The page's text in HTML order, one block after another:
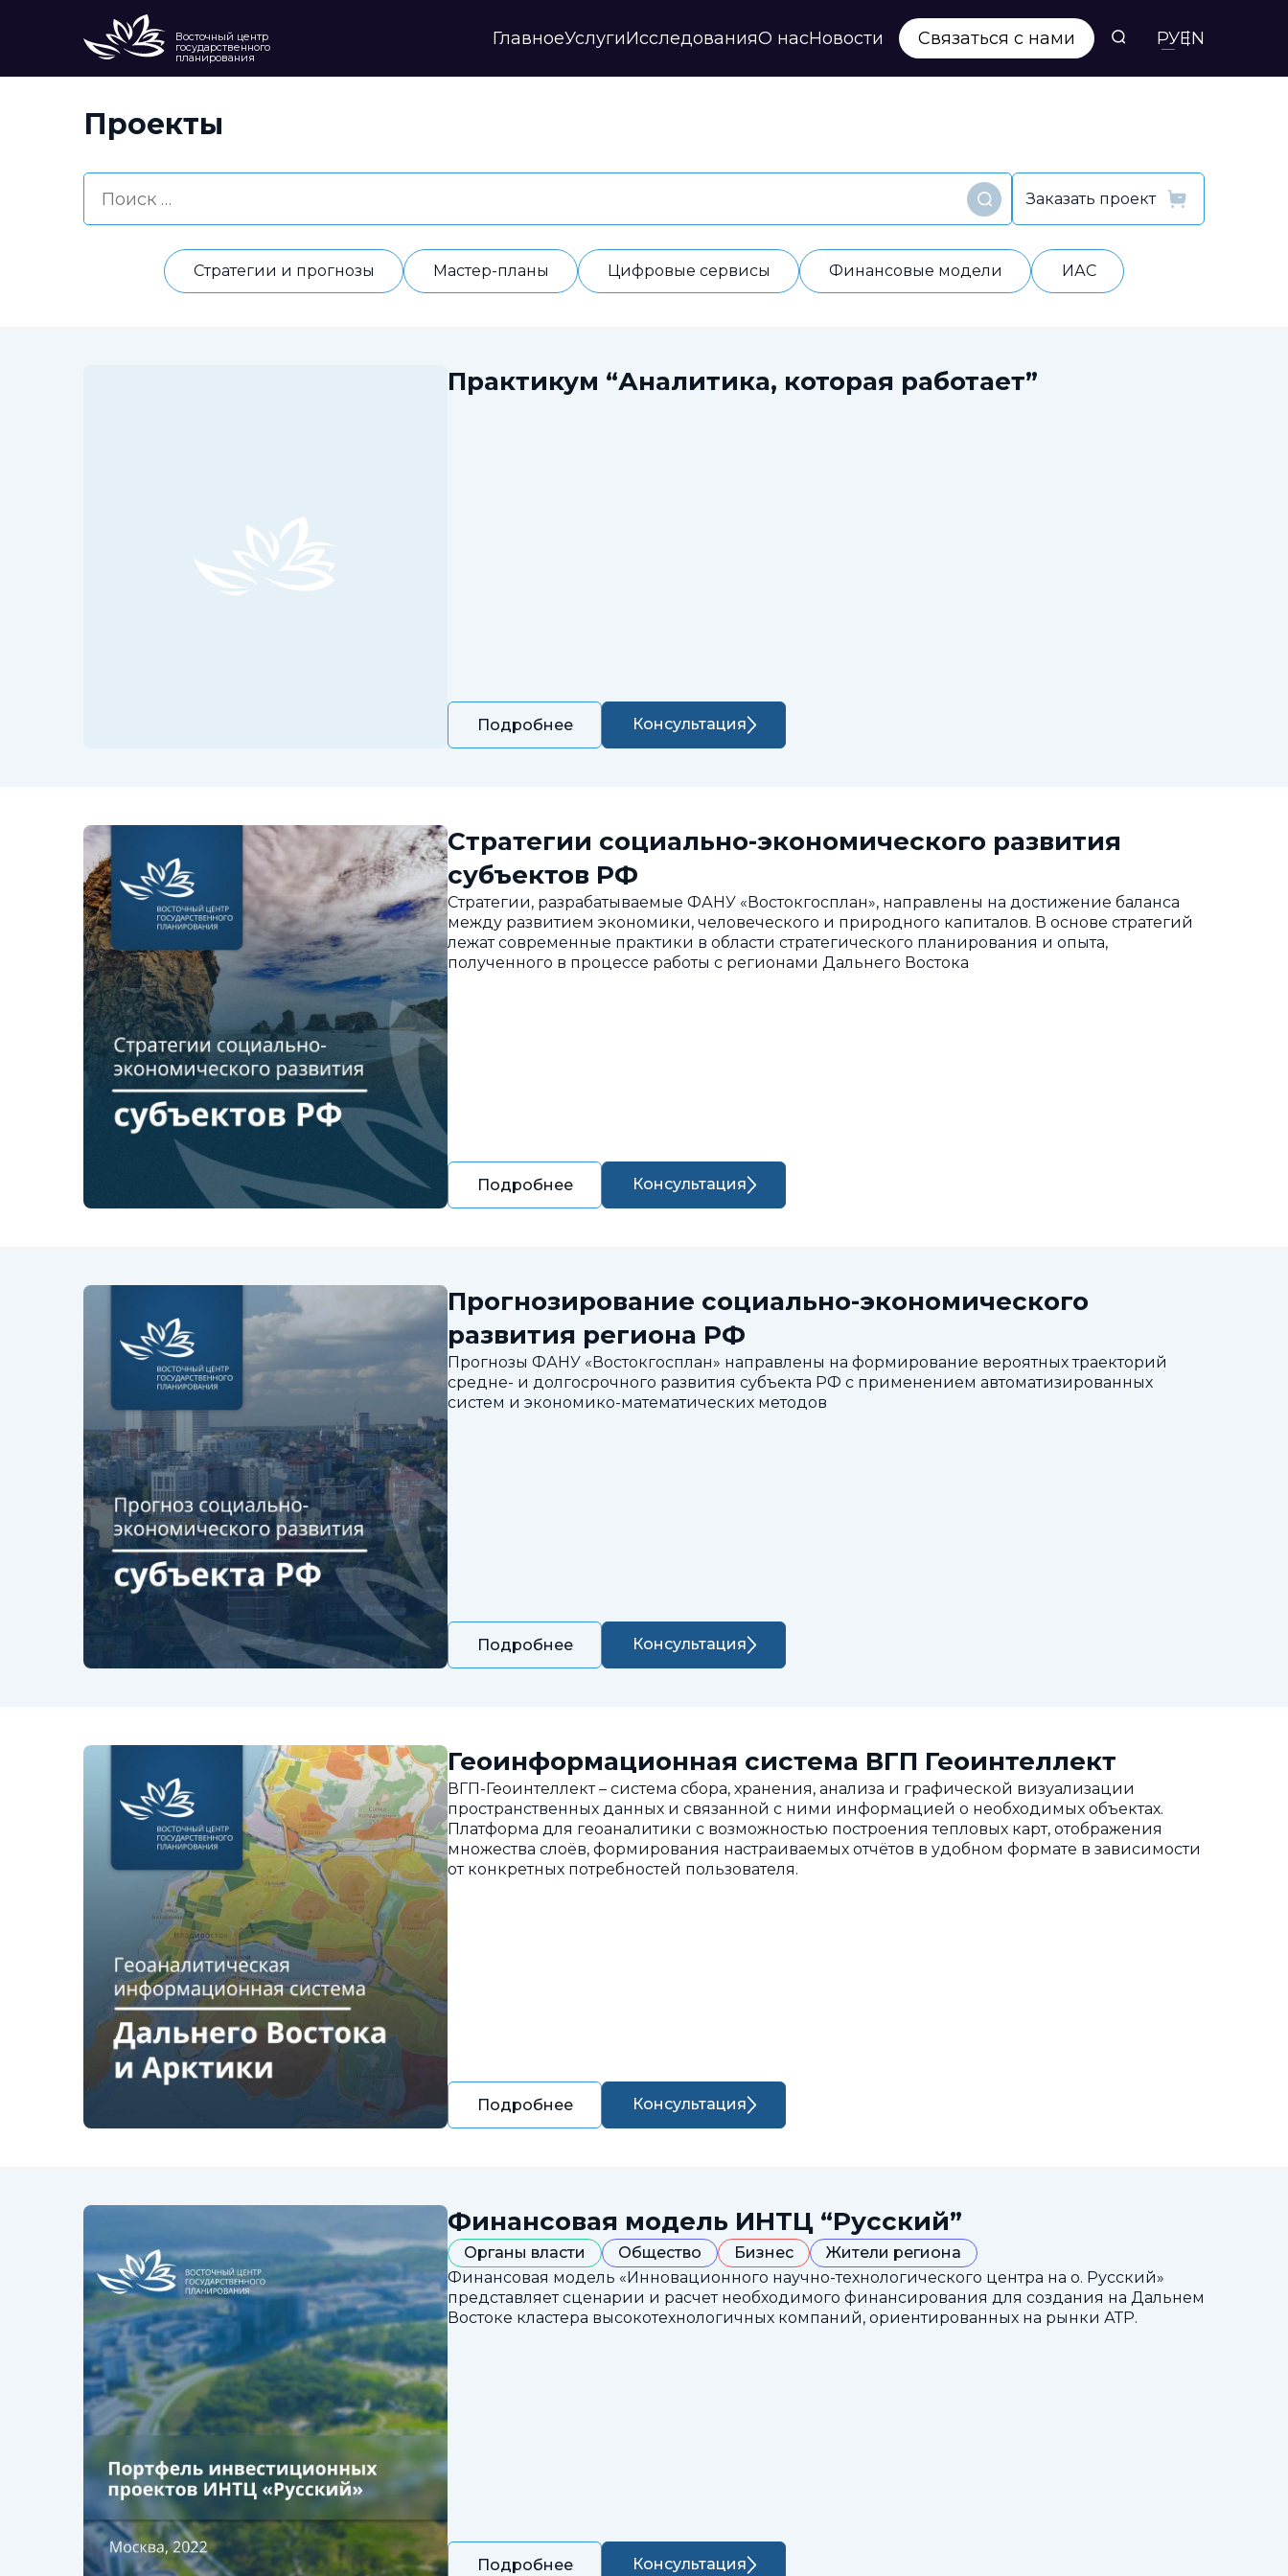
Восточный центр
государственного
планирования
ГлавноеУслуги
Финансовые модели
Исследования
Профили регионов
О нас
Документы
Новости Связаться с нами РУEN
Проекты
НайтиЗаказать проект
Стратегии и прогнозы Мастер-планы Цифровые сервисы Финансовые модели ИАС
Практикум “Аналитика, которая работает”
Подробнее Консультация
Стратегии социально-экономического развития
субъектов РФ
Стратегии, разрабатываемые ФАНУ «Востокгосплан», направлены на достижение баланса
между развитием экономики, человеческого и природного капиталов. В основе стратегий
лежат современные практики в области стратегического планирования и опыта,
полученного в процессе работы с регионами Дальнего Востока
Подробнее Консультация
Прогнозирование социально-экономического
развития региона РФ
Прогнозы ФАНУ «Востокгосплан» направлены на формирование вероятных траекторий
средне- и долгосрочного развития субъекта РФ с применением автоматизированных
систем и экономико-математических методов
Подробнее Консультация
Геоинформационная система ВГП Геоинтеллект
ВГП-Геоинтеллект – система сбора, хранения, анализа и графической визуализации
пространственных данных и связанной с ними информацией о необходимых объектах.
Платформа для геоаналитики с возможностью построения тепловых карт, отображения
множества слоёв, формирования настраиваемых отчётов в удобном формате в зависимости
от конкретных потребностей пользователя.
Подробнее Консультация
Финансовая модель ИНТЦ “Русский”
Органы власти Общество Бизнес
Жители региона
Финансовая модель «Инновационного научно-технологического центра на о. Русский»
представляет сценарии и расчет необходимого финансирования для создания на Дальнем
Востоке кластера высокотехнологичных компаний, ориентированных на рынки АТР.
Подробнее Консультация